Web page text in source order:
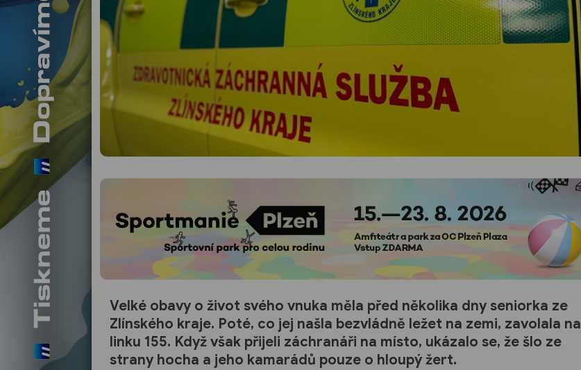
Velké obavy o život svého vnuka měla před několika dny seniorka ze
Zlínského kraje. Poté, co jej našla bezvládně ležet na zemi, zavolala na
linku 155. Když však přijeli záchranáři na místo, ukázalo se, že šlo ze
strany hocha a jeho kamarádů pouze o hloupý žert.